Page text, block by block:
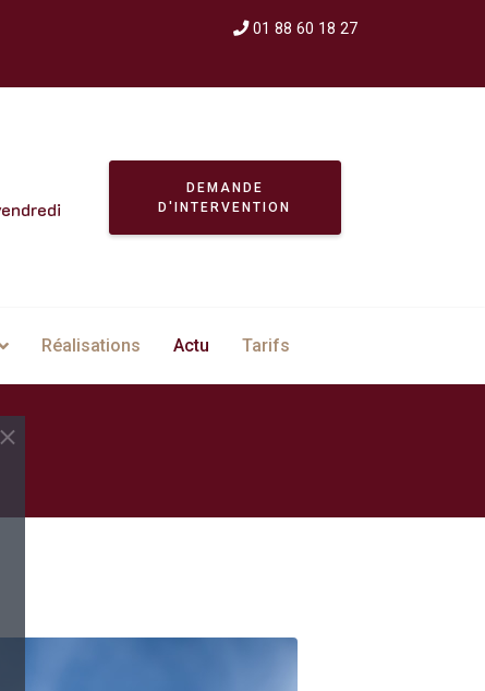
01 88 60 18 27
DEMANDE
D'INTERVENTION
Réalisations Actu Tarifs